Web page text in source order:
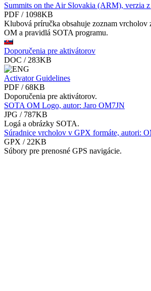
Summits on the Air Slovakia (ARM), verzia
PDF / 1098KB
Klubová príručka obsahuje zoznam vrcholov
OM a pravidlá SOTA programu.
Doporučenia pre aktivátorov
DOC / 283KB
Activator Guidelines
PDF / 68KB
Doporučenia pre aktivátorov.
SOTA OM Logo, autor: Jaro OM7JN
JPG / 787KB
Logá a obrázky SOTA.
Súradnice vrcholov v GPX formáte, autori:
GPX / 22KB
Súbory pre prenosné GPS navigácie.